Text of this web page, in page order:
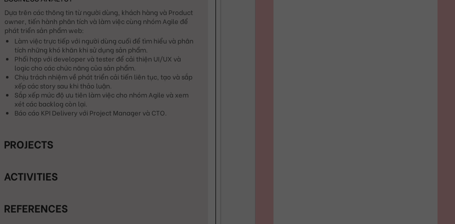
Dựa trên các thông tin từ người dùng, khách hàng và Product
owner, tiến hành phân tích và làm việc cùng nhóm Agile để
phát triển sản phẩm web:
Làm việc trực tiếp với người dùng cuối để tìm hiểu và phân
tích những khó khăn khi sử dụng sản phẩm.
Phối hợp với developer và tester để cải thiện UI/UX và
logic cho các chức năng của sản phẩm.
Chịu trách nhiệm về phát triển cải tiến liên tục, tạo và sắp
xếp các story sau khi thảo luận.
Sắp xếp mức độ ưu tiên làm việc cho nhóm Agile và xem
xét các backlog còn lại.
Báo cáo KPI Delivery với Project Manager và CTO.
PROJECTS
ACTIVITIES
REFERENCES